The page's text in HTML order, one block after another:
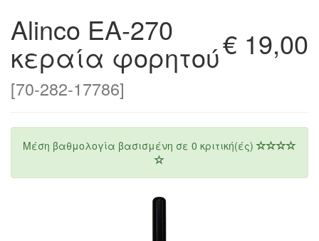
€ 19,00
Alinco EA-270
κεραία φορητού
[70-282-17786]
Μέση βαθμολογία βασισμένη σε 0 κριτική(ές)